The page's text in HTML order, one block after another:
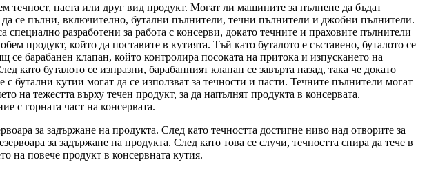
течност, паста или друг вид продукт. Могат ли машините за пълнене да бъдат
се пълни, включително, бутални пълнители, течни пълнители и джобни пълнители.
разработени за работа с консерви, докато течните и праховите пълнители
продукт, който да поставите в кутията. Тъй като буталото е съставено, буталото се
се барабанен клапан, който контролира посоката на притока и изпускането на
като буталото се изпразни, барабанният клапан се завърта назад, така че докато
бутални кутии могат да се използват за течности и пасти. Течните пълнители могат
на тежестта върху течен продукт, за да напълнят продукта в консервата.
с горната част на консервата.
за задържане на продукта. След като течността достигне ниво над отворите за
за задържане на продукта. След като това се случи, течността спира да тече в
на повече продукт в консервната кутия.